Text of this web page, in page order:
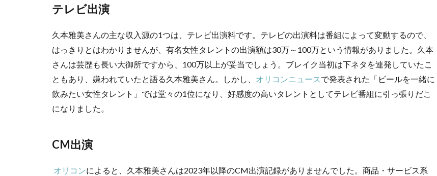
テレビ出演
久本雅美さんの主な収入源の1つは、テレビ出演料です。テレビの出演料は番組によって変動するので、
はっきりとはわかりませんが、有名女性タレントの出演額は30万～100万という情報がありました。久本
さんは芸歴も長い大御所ですから、100万以上が妥当でしょう。ブレイク当初は下ネタを連発していたこ
ともあり、嫌われていたと語る久本雅美さん。しかし、 オリコンニュース で発表された「ビールを一緒に
飲みたい女性タレント」では堂々の1位になり、好感度の高いタレントとしてテレビ番組に引っ張りだこ
になりました。
CM出演
オリコンによると、久本雅美さんは2023年以降のCM出演記録がありませんでした。商品・サービス系